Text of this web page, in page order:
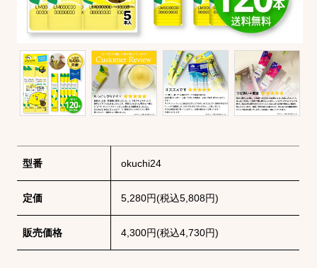
型番 okuchi24
定価 5,280円(税込5,808円)
販売価格 4,300円(税込4,730円)